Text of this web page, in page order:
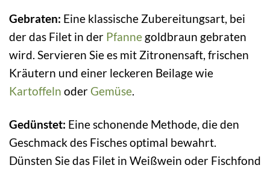
Gebraten: Eine klassische Zubereitungsart, bei
der das Filet in der Pfanne goldbraun gebraten
wird. Servieren Sie es mit Zitronensaft, frischen
Kräutern und einer leckeren Beilage wie
Kartoffeln oder Gemüse.
Gedünstet: Eine schonende Methode, die den
Geschmack des Fisches optimal bewahrt.
Dünsten Sie das Filet in Weißwein oder Fischfond